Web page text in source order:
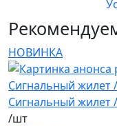
НОВИНКА
Сигнальный жилет
/шт